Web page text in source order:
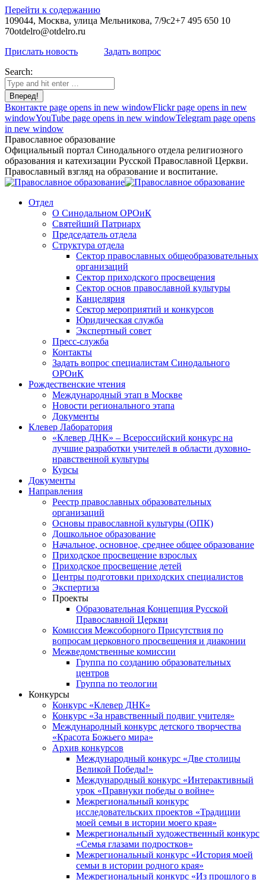
Перейти к содержанию
109044, Москва, улица Мельникова, 7/9с2+7 495 650 10
70otdelro@otdelro.ru
Прислать новость
Задать вопрос
Search:
Вконтакте page opens in new windowFlickr page opens in new
windowYouTube page opens in new windowTelegram page opens
in new window
Православное образование
Официальный портал Синодального отдела религиозного
образования и катехизации Русской Православной Церкви.
Православный взгляд на образование и воспитание.
Отдел
О Синодальном ОРОиК
Святейший Патриарх
Председатель отдела
Структура отдела
Сектор православных общеобразовательных
организаций
Сектор приходского просвещения
Сектор основ православной культуры
Канцелярия
Сектор мероприятий и конкурсов
Юридическая служба
Экспертный совет
Пресс-служба
Контакты
Задать вопрос специалистам Синодального
ОРОиК
Рождественские чтения
Международный этап в Москве
Новости регионального этапа
Документы
Клевер Лаборатория
«Клевер ДНК» – Всероссийский конкурс на
лучшие разработки учителей в области духовно-
нравственной культуры
Курсы
Документы
Направления
Реестр православных образовательных
организаций
Основы православной культуры (ОПК)
Дошкольное образование
Начальное, основное, среднее общее образование
Приходское просвещение взрослых
Приходское просвещение детей
Центры подготовки приходских специалистов
Экспертиза
Проекты
Образовательная Концепция Русской
Православной Церкви
Комиссия Межсоборного Присутствия по
вопросам церковного просвещения и диаконии
Межведомственные комиссии
Группа по созданию образовательных
центров
Группа по теологии
Конкурсы
Конкурс «Клевер ДНК»
Конкурс «За нравственный подвиг учителя»
Международный конкурс детского творчества
«Красота Божьего мира»
Архив конкурсов
Международный конкурс «Две столицы
Великой Победы!»
Международный конкурс «Интерактивный
урок «Правнуки победы о войне»
Межрегиональный конкурс
исследовательских проектов «Традиции
моей семьи в истории моего края»
Межрегиональный художественный конкурс
«Семья глазами подростков»
Межрегиональный конкурс «История моей
семьи в истории родного края»
Межрегиональный конкурс «Из прошлого в